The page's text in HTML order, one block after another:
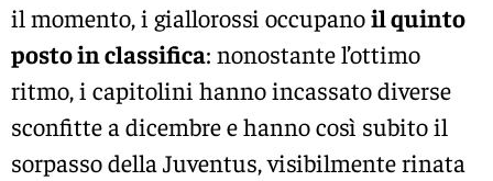
il momento, i giallorossi occupanoil quinto
posto in classifica: nonostante l’ottimo
ritmo, i capitolini hanno incassato diverse
sconfitte a dicembre e hanno così subito il
sorpasso della Juventus, visibilmente rinata